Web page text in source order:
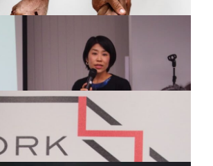
実現」が組織の業績と満足度を上げ
営業管理職のマネジメントを調
時代 無意識バイアスへの対処が